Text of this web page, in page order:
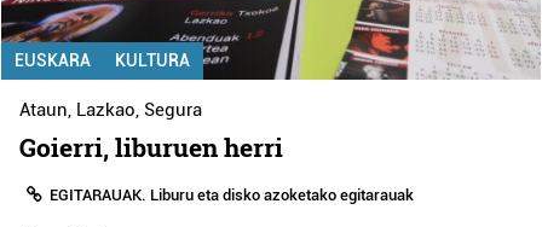
EUSKARA KULTURA
Ataun, Lazkao, Segura
Goierri, liburuen herri
EGITARAUAK. Liburu eta disko azoketako egitarauak